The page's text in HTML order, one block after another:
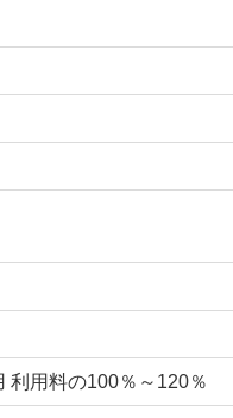
利用料の100％～120％